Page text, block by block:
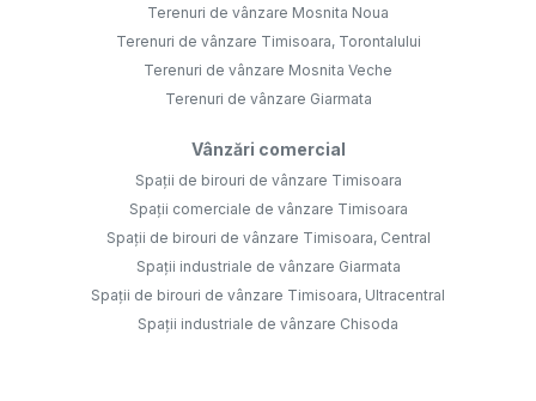
Terenuri de vânzare Mosnita Noua
Terenuri de vânzare Timisoara, Torontalului
Terenuri de vânzare Mosnita Veche
Terenuri de vânzare Giarmata
Vânzări comercial
Spații de birouri de vânzare Timisoara
Spații comerciale de vânzare Timisoara
Spații de birouri de vânzare Timisoara, Central
Spații industriale de vânzare Giarmata
Spații de birouri de vânzare Timisoara, Ultracentral
Spații industriale de vânzare Chisoda